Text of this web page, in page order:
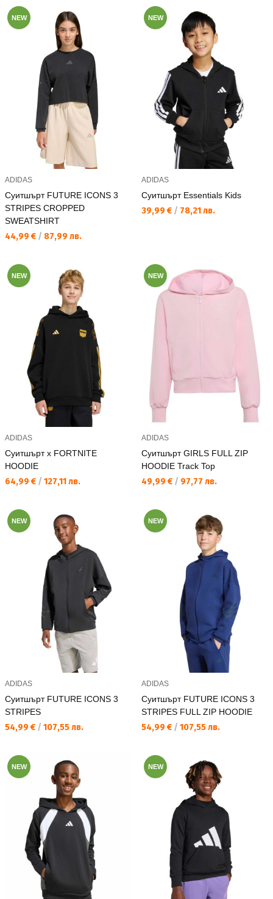
NEW
ADIDAS
Суитшърт FUTURE ICONS 3
STRIPES CROPPED
SWEATSHIRT
Текуща цена:
44,99 € / 87,99 лв.
NEW
ADIDAS
Суитшърт Essentials Kids
Текуща цена:
39,99 € / 78,21 лв.
NEW
ADIDAS
Суитшърт x FORTNITE
HOODIE
Текуща цена:
64,99 € / 127,11 лв.
NEW
ADIDAS
Суитшърт GIRLS FULL ZIP
HOODIE Track Top
Текуща цена:
49,99 € / 97,77 лв.
NEW
ADIDAS
Суитшърт FUTURE ICONS 3
STRIPES
Текуща цена:
54,99 € / 107,55 лв.
NEW
ADIDAS
Суитшърт FUTURE ICONS 3
STRIPES FULL ZIP HOODIE
Текуща цена:
54,99 € / 107,55 лв.
NEW NEW